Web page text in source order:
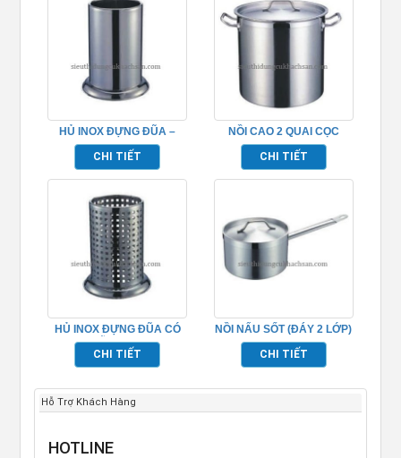
HỦ INOX ĐỰNG ĐŨA –
TP696092
CHI TIẾT
NỒI CAO 2 QUAI CỌC
INOX (ĐÁY 2 LỚP) –
TP696001
CHI TIẾT
HỦ INOX ĐỰNG ĐŨA CÓ
ĐỤC LỖ – TP696093
CHI TIẾT
NỒI NẤU SỐT (ĐÁY 2 LỚP)
– TP696020
CHI TIẾT
Hỗ Trợ Khách Hàng
HOTLINE